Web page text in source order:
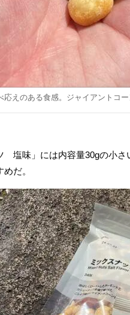
応えのある食感。ジャイアントコ
塩味」には内容量30gの小さ
だ。